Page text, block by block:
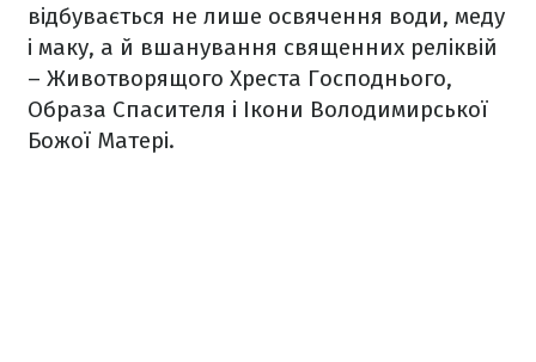
відбувається не лише освячення води, меду
і маку, а й вшанування священних реліквій
– Животворящого Хреста Господнього,
Образа Спасителя і Ікони Володимирської
Божої Матері.